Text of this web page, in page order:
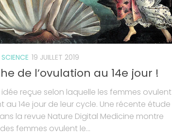
SCIENCE 19 JUILLET 2019
de l’ovulation au 14e jour !
idée reçue selon laquelle les femmes ovulent
au 14e jour de leur cycle. Une récente étude
la revue Nature Digital Medicine montre
femmes ovulent le...